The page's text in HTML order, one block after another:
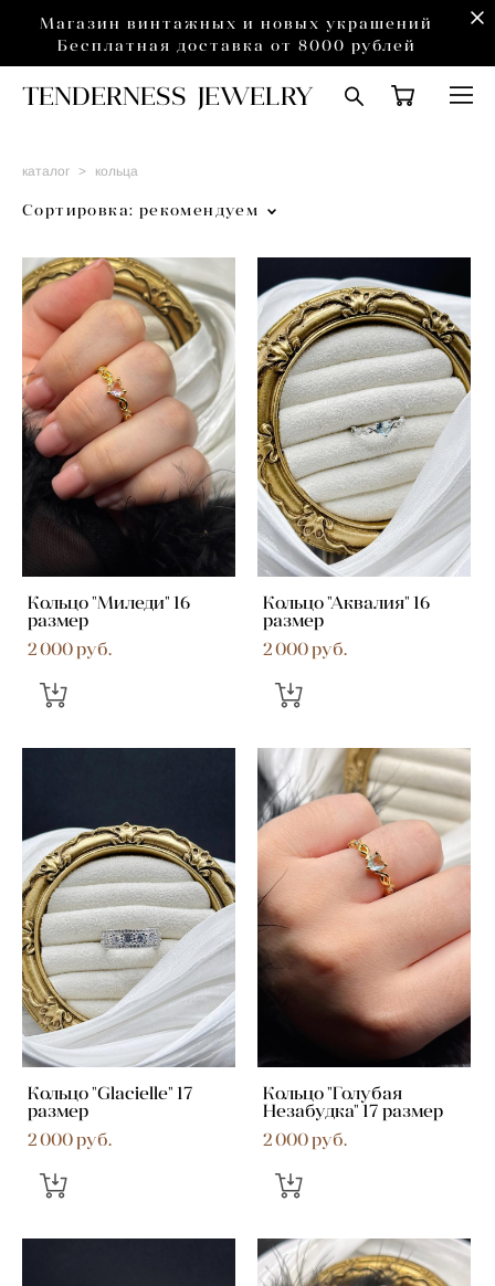
Магазин винтажных и новых украшений
Бесплатная доставка от 8000 рублей
TENDERNESS JEWELRY
каталог > кольца
Сортировка: рекомендуем
Кольцо "Миледи" 16
размер
2 000 pуб.
Кольцо "Аквалия" 16
размер
2 000 pуб.
Кольцо "Glacielle" 17
размер
2 000 pуб.
Кольцо "Голубая
Незабудка" 17 размер
2 000 pуб.